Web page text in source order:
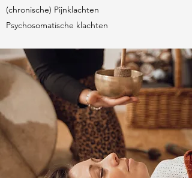
(chronische) Pijnklachten
Psychosomatische klachten